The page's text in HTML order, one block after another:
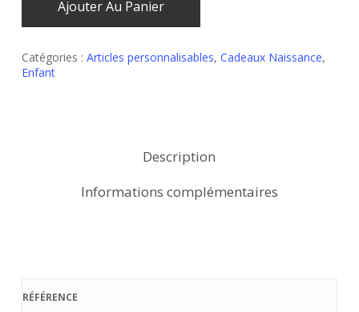
Ajouter Au Panier
Catégories : Articles personnalisables, Cadeaux Naissance,
Enfant
Description
Informations complémentaires
RÉFÉRENCE